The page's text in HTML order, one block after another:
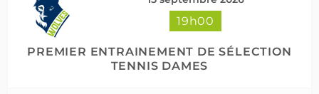
19h00
PREMIER ENTRAINEMENT DE SÉLECTION
TENNIS DAMES